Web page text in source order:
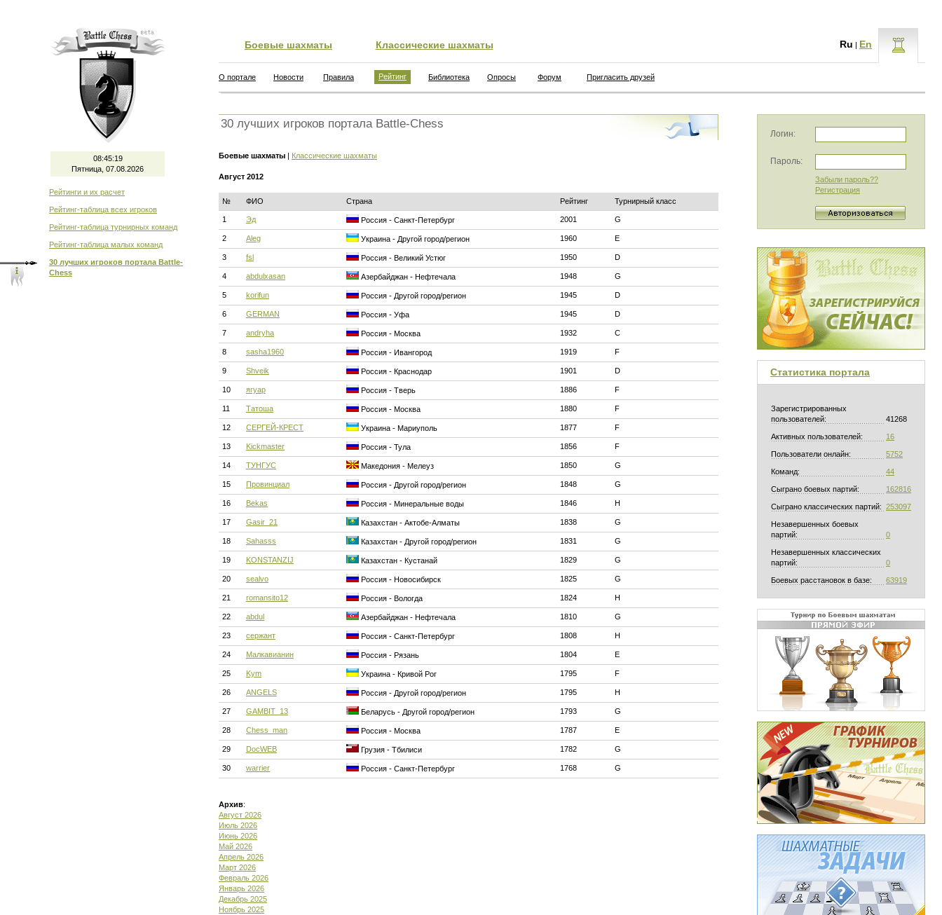
08:45:20
Пятница, 07.08.2026
Рейтинги и их расчет
Рейтинг-таблица всех игроков
Рейтинг-таблица турнирных команд
Рейтинг-таблица малых команд
30 лучших игроков портала Battle-
Chess
Боевые шахматы Классические шахматы Ru | En
О портале Новости Правила Рейтинг Библиотека Опросы Форум Пригласить друзей
30 лучших игроков портала Battle-Chess
Боевые шахматы | Классические шахматы
Август 2012
№ ФИО Страна Рейтинг Турнирный класс
1 Эд Россия - Санкт-Петербург 2001 G
2 Aleg Украина - Другой город/регион 1960 E
3 fsl Россия - Великий Устюг 1950 D
4 abdulxasan Азербайджан - Нефтечала 1948 G
5 korifun Россия - Другой город/регион 1945 D
6 GERMAN Россия - Уфа 1945 D
7 andryha Россия - Москва 1932 C
8 sasha1960 Россия - Ивангород 1919 F
9 Shveik Россия - Краснодар 1901 D
10 ягуар Россия - Тверь 1886 F
11 Татоша Россия - Москва 1880 F
12 СЕРГЕЙ-КРЕСТ Украина - Мариуполь 1877 F
13 Kickmaster Россия - Тула 1856 F
14 ТУНГУС Македония - Мелеуз 1850 G
15 Провинциал Россия - Другой город/регион 1848 G
16 Bekas Россия - Минеральные воды 1846 H
17 Gasir_21 Казахстан - Актобе-Алматы 1838 G
18 Sahasss Казахстан - Другой город/регион 1831 G
19 KONSTANZIJ Казахстан - Кустанай 1829 G
20 sealvo Россия - Новосибирск 1825 G
21 romansito12 Россия - Вологда 1824 H
22 abdul Азербайджан - Нефтечала 1810 G
23 сержант Россия - Санкт-Петербург 1808 H
24 Малкавианин Россия - Рязань 1804 E
25 Kym Украина - Кривой Рог 1795 F
26 ANGELS Россия - Другой город/регион 1795 H
27 GAMBIT_13 Беларусь - Другой город/регион 1793 G
28 Chess_man Россия - Москва 1787 E
29 DocWEB Грузия - Тбилиси 1782 G
30 warrier Россия - Санкт-Петербург 1768 G
Архив:
Август 2026
Июль 2026
Июнь 2026
Май 2026
Апрель 2026
Март 2026
Февраль 2026
Январь 2026
Декабрь 2025
Ноябрь 2025
Логин:
Пароль:
Забыли пароль??
Регистрация
Статистика портала
Зарегистрированных
пользователей:
41268
Активных пользователей: 16
Пользователи онлайн: 5752
Команд: 44
Сыграно боевых партий: 162816
Сыграно классических партий: 253097
Незавершенных боевых
партий:
0
Незавершенных классических
партий:
0
Боевых расстановок в базе: 63919